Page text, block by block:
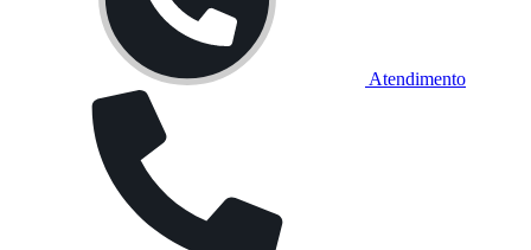
Atendimento